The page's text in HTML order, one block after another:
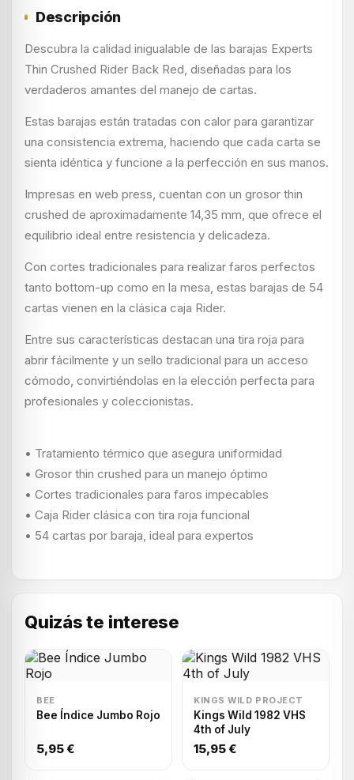
Descripción
Descubra la calidad inigualable de las barajas Experts
Thin Crushed Rider Back Red, diseñadas para los
verdaderos amantes del manejo de cartas.
Estas barajas están tratadas con calor para garantizar
una consistencia extrema, haciendo que cada carta se
sienta idéntica y funcione a la perfección en sus manos.
Impresas en web press, cuentan con un grosor thin
crushed de aproximadamente 14,35 mm, que ofrece el
equilibrio ideal entre resistencia y delicadeza.
Con cortes tradicionales para realizar faros perfectos
tanto bottom-up como en la mesa, estas barajas de 54
cartas vienen en la clásica caja Rider.
Entre sus características destacan una tira roja para
abrir fácilmente y un sello tradicional para un acceso
cómodo, convirtiéndolas en la elección perfecta para
profesionales y coleccionistas.
• Tratamiento térmico que asegura uniformidad
• Grosor thin crushed para un manejo óptimo
• Cortes tradicionales para faros impecables
• Caja Rider clásica con tira roja funcional
• 54 cartas por baraja, ideal para expertos
Quizás te interese
BEE
Bee Índice Jumbo Rojo
5,95 €
KINGS WILD PROJECT
Kings Wild 1982 VHS
4th of July
15,95 €